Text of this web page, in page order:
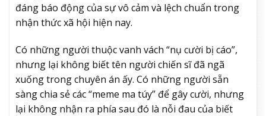
đáng báo động của sự vô cảm và lệch chuẩn trong
nhận thức xã hội hiện nay.
Có những người thuộc vanh vách “nụ cười bị cáo”,
nhưng lại không biết tên người chiến sĩ đã ngã
xuống trong chuyên án ấy. Có những người sẵn
sàng chia sẻ các “meme ma túy” để gây cười, nhưng
lại không nhận ra phía sau đó là nỗi đau của biết